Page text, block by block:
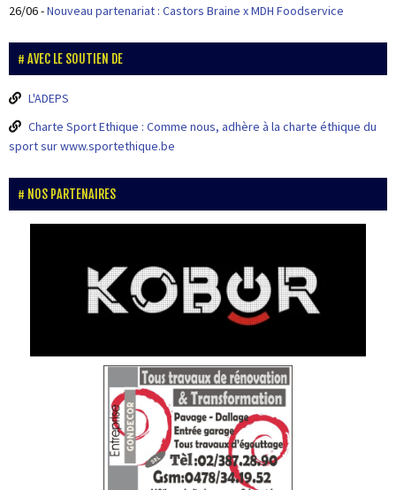
26/06-Nouveau partenariat : Castors Braine x MDH Foodservice
AVEC LE SOUTIEN DE
L'ADEPS
Charte Sport Ethique : Comme nous, adhère à la charte éthique du
sport sur www.sportethique.be
NOS PARTENAIRES